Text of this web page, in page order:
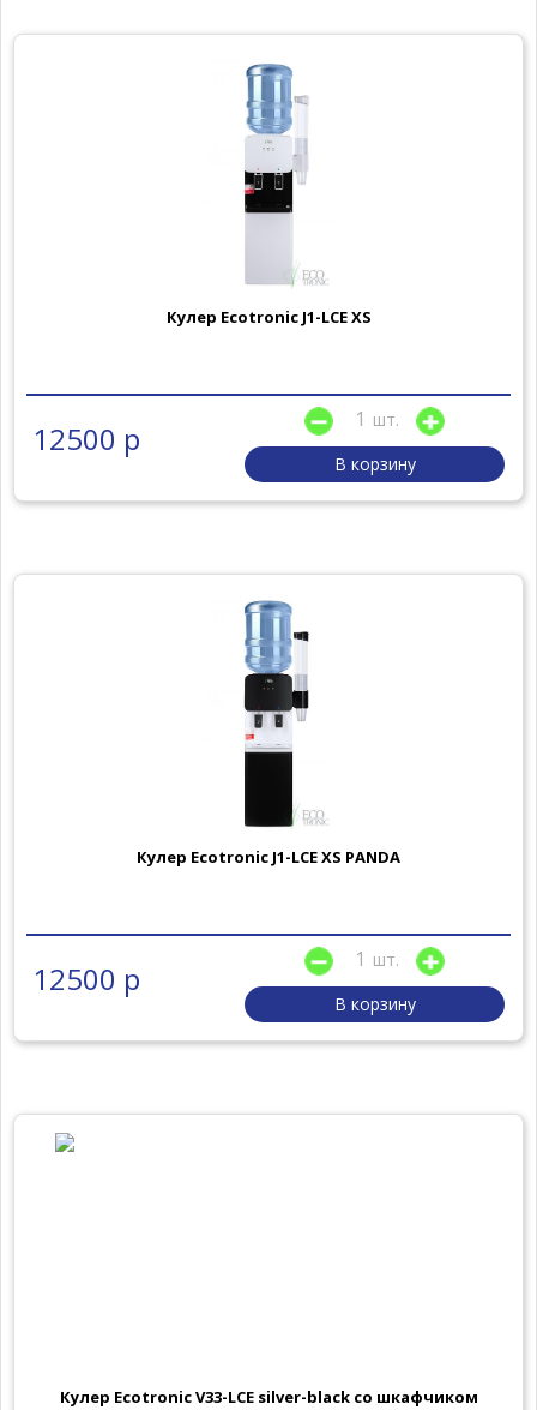
Кулер Ecotronic J1-LCE XS
12500 р
шт.
В корзину
Кулер Ecotronic J1-LCE XS PANDA
12500 р
шт.
В корзину
Кулер Ecotronic V33-LCE silver-black со шкафчиком